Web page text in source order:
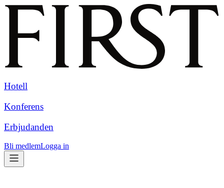
Hotell
Konferens
Erbjudanden
Bli medlemLogga in